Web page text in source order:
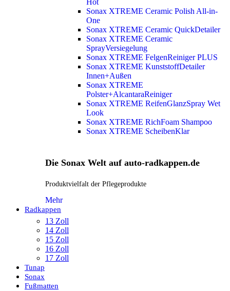
Sonax XTREME Ceramic Polish All-in-
One
Sonax XTREME Ceramic QuickDetailer
Sonax XTREME Ceramic
SprayVersiegelung
Sonax XTREME FelgenReiniger PLUS
Sonax XTREME KunststoffDetailer
Innen+Außen
Sonax XTREME
Polster+AlcantaraReiniger
Sonax XTREME ReifenGlanzSpray Wet
Look
Sonax XTREME RichFoam Shampoo
Sonax XTREME ScheibenKlar
Die Sonax Welt auf auto-radkappen.de
Produktvielfalt der Pflegeprodukte
Mehr
Radkappen
13 Zoll
14 Zoll
15 Zoll
16 Zoll
17 Zoll
Tunap
Sonax
Fußmatten